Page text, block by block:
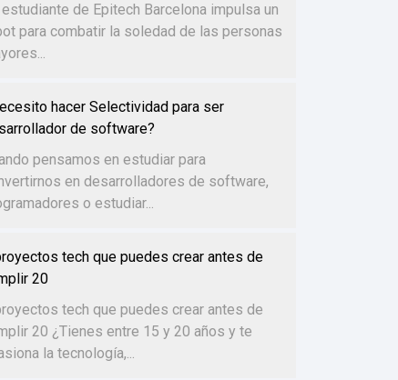
estudiante de Epitech Barcelona impulsa un
para combatir la soledad de las personas
hacer Selectividad para ser
de software?
pensamos en estudiar para
en desarrolladores de software,
o estudiar...
tech que puedes crear antes de
20
tech que puedes crear antes de
20 ¿Tienes entre 15 y 20 años y te
la tecnología,...